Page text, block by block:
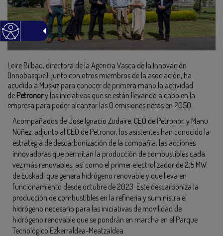
Leire Bilbao, directora de la Agencia Vasca de la Innovación
(Innobasque), junto con otros miembros de la asociación, ha
acudido a Muskiz para conocer de primera mano la actividad
de Petronory las iniciativas que se están llevando a cabo en la
empresa para poder alcanzar las 0 emisiones netas en 2050.
Acompañados de Jose Ignacio Zudaire, CEO de Petronor, y Manu
Núñez, adjunto al CEO de Petronor, los asistentes han conocido la
estrategia de descarbonización de la compañía, las acciones
innovadoras que permitan la producción de combustibles cada
vez más renovables, así como el primer electrolizador de 2,5 MW
de Euskadi que genera hidrógeno renovable y que lleva en
funcionamiento desde octubre de 2023. Este descarboniza la
producción de combustibles en la refinería y suministra el
hidrógeno necesario para las iniciativas de movilidad de
hidrógeno renovable que se pondrán en marcha en el Parque
Tecnológico Ezkerraldea-Meatzaldea.